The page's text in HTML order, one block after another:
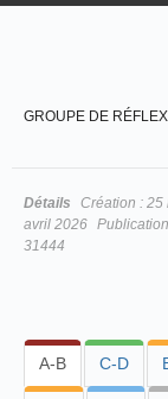
GROUPE DE
Détails Création : 25
avril 2026
31444
A-B C-D